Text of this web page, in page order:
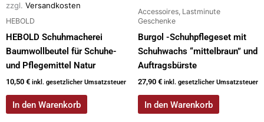
zzgl. Versandkosten
HEBOLD
HEBOLD Schuhmacherei
Baumwollbeutel für Schuhe-
und Pflegemittel Natur
10,50 € inkl. gesetzlicher Umsatzsteuer
In den Warenkorb
Accessoires, Lastminute
Geschenke
Burgol -Schuhpflegeset mit
Schuhwachs “mittelbraun” und
Auftragsbürste
27,90 € inkl. gesetzlicher Umsatzsteuer
In den Warenkorb